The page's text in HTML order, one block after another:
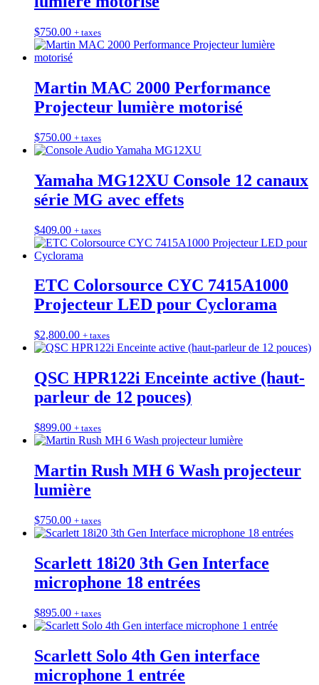
$750.00 + taxes
Martin MAC 2000 Performance
Projecteur lumière motorisé
$750.00 + taxes
Yamaha MG12XU Console 12 canaux
série MG avec effets
$409.00 + taxes
ETC Colorsource CYC 7415A1000
Projecteur LED pour Cyclorama
$2,800.00 + taxes
QSC HPR122i Enceinte active (haut-
parleur de 12 pouces)
$899.00 + taxes
Martin Rush MH 6 Wash projecteur
lumière
$750.00 + taxes
Scarlett 18i20 3th Gen Interface
microphone 18 entrées
$895.00 + taxes
Scarlett Solo 4th Gen interface
microphone 1 entrée